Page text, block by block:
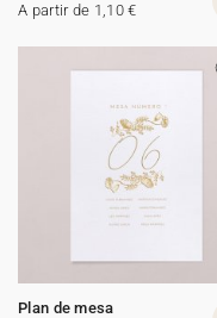
A partir de 1,10 €
Plan de mesa